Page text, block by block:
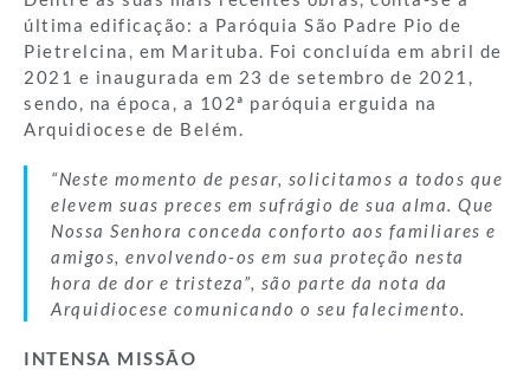
última edificação: a Paróquia São Padre Pio de
Pietrelcina, em Marituba. Foi concluída em abril de
2021 e inaugurada em 23 de setembro de 2021,
sendo, na época, a 102ª paróquia erguida na
Arquidiocese de Belém.
“Neste momento de pesar, solicitamos a todos que
elevem suas preces em sufrágio de sua alma. Que
Nossa Senhora conceda conforto aos familiares e
amigos, envolvendo-os em sua proteção nesta
hora de dor e tristeza”, são parte da nota da
Arquidiocese comunicando o seu falecimento.
INTENSA MISSÃO